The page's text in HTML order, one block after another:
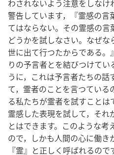
わされないよう注意をしな
警告しています，『霊感の言
てはならない。その霊感の
どうかを試しなさい。なぜ
世に出て行つたからである
りの予言者とを結びつけて
うに，これは予言者たちの
て，霊者のことを言つてい
る私たちが霊者を試すこと
霊感した表現を試して，それ
とはできます。このような
ので，しかも人間の心に働き
『霊』と正しく呼ばれるの